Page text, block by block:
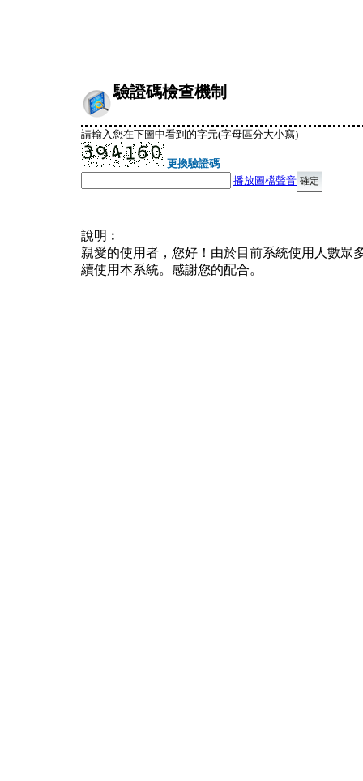
驗證碼檢查機制
請輸入您在下圖中看到的字元(字母區分大小寫)
更換驗證碼
播放圖檔聲音
說明︰
親愛的使用者，您好！由於目前系統使用人數眾
續使用本系統。感謝您的配合。